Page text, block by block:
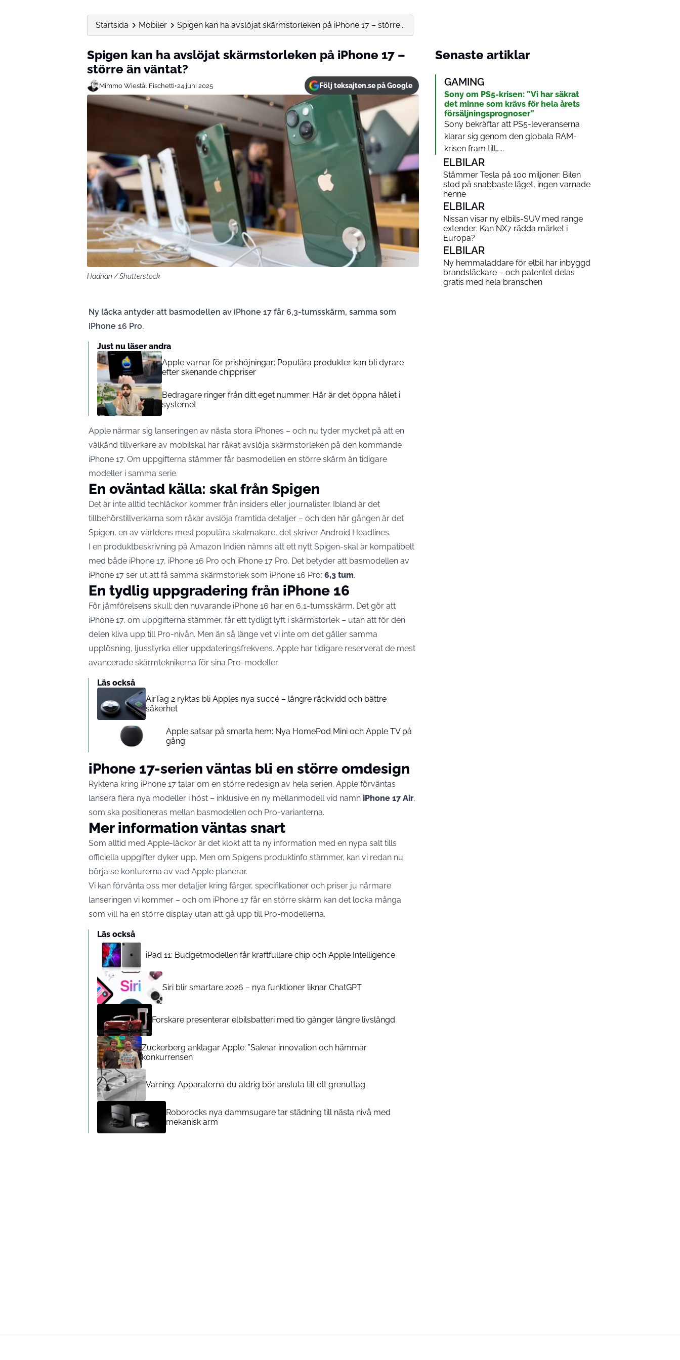
Startsida Mobiler Spigen kan ha avslöjat skärmstorleken på iPhone 17 – större...
Spigen kan ha avslöjat skärmstorleken på iPhone 17 –
större än väntat?
Mimmo Wiestål Fischetti•24 juni 2025 Följ teksajten.se på Google
Hadrian / Shutterstock
Ny läcka antyder att basmodellen av iPhone 17 får 6,3-tumsskärm, samma som
iPhone 16 Pro.
Just nu läser andra
Apple varnar för prishöjningar: Populära produkter kan bli dyrare
efter skenande chippriser
Bedragare ringer från ditt eget nummer: Här är det öppna hålet i
systemet
Apple närmar sig lanseringen av nästa stora iPhones – och nu tyder mycket på att en
välkänd tillverkare av mobilskal har råkat avslöja skärmstorleken på den kommande
iPhone 17. Om uppgifterna stämmer får basmodellen en större skärm än tidigare
modeller i samma serie.
En oväntad källa: skal från Spigen
Det är inte alltid techläckor kommer från insiders eller journalister. Ibland är det
tillbehörstillverkarna som råkar avslöja framtida detaljer – och den här gången är det
Spigen, en av världens mest populära skalmakare, det skriver Android Headlines.
I en produktbeskrivning på Amazon Indien nämns att ett nytt Spigen-skal är kompatibelt
med både iPhone 17, iPhone 16 Pro och iPhone 17 Pro. Det betyder att basmodellen av
iPhone 17 ser ut att få samma skärmstorlek som iPhone 16 Pro: 6,3 tum.
En tydlig uppgradering från iPhone 16
För jämförelsens skull: den nuvarande iPhone 16 har en 6,1-tumsskärm. Det gör att
iPhone 17, om uppgifterna stämmer, får ett tydligt lyft i skärmstorlek – utan att för den
delen kliva upp till Pro-nivån. Men än så länge vet vi inte om det gäller samma
upplösning, ljusstyrka eller uppdateringsfrekvens. Apple har tidigare reserverat de mest
avancerade skärmteknikerna för sina Pro-modeller.
Läs också
AirTag 2 ryktas bli Apples nya succé – längre räckvidd och bättre
säkerhet
Apple satsar på smarta hem: Nya HomePod Mini och Apple TV på
gång
iPhone 17-serien väntas bli en större omdesign
Ryktena kring iPhone 17 talar om en större redesign av hela serien. Apple förväntas
lansera flera nya modeller i höst – inklusive en ny mellanmodell vid namn iPhone 17 Air,
som ska positioneras mellan basmodellen och Pro-varianterna.
Mer information väntas snart
Som alltid med Apple-läckor är det klokt att ta ny information med en nypa salt tills
officiella uppgifter dyker upp. Men om Spigens produktinfo stämmer, kan vi redan nu
börja se konturerna av vad Apple planerar.
Vi kan förvänta oss mer detaljer kring färger, specifikationer och priser ju närmare
lanseringen vi kommer – och om iPhone 17 får en större skärm kan det locka många
som vill ha en större display utan att gå upp till Pro-modellerna.
Läs också
iPad 11: Budgetmodellen får kraftfullare chip och Apple Intelligence
Siri blir smartare 2026 – nya funktioner liknar ChatGPT
Forskare presenterar elbilsbatteri med tio gånger längre livslängd
Zuckerberg anklagar Apple: ”Saknar innovation och hämmar
konkurrensen
Varning: Apparaterna du aldrig bör ansluta till ett grenuttag
Roborocks nya dammsugare tar städning till nästa nivå med
mekanisk arm
Senaste artiklar
GAMING
Sony om PS5-krisen: ”Vi har säkrat
det minne som krävs för hela årets
försäljningsprognoser”
Sony bekräftar att PS5-leveranserna
klarar sig genom den globala RAM-
krisen fram till…...
ELBILAR
Stämmer Tesla på 100 miljoner: Bilen
stod på snabbaste läget, ingen varnade
henne
ELBILAR
Nissan visar ny elbils-SUV med range
extender: Kan NX7 rädda märket i
Europa?
ELBILAR
Ny hemmaladdare för elbil har inbyggd
brandsläckare – och patentet delas
gratis med hela branschen